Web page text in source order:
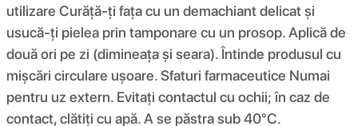
utilizare Curăță-ți fața cu un demachiant delicat și
usucă-ți pielea prin tamponare cu un prosop. Aplică de
două ori pe zi (dimineața și seara). Întinde produsul cu
mișcări circulare ușoare. Sfaturi farmaceutice Numai
pentru uz extern. Evitați contactul cu ochii; în caz de
contact, clătiți cu apă. A se păstra sub 40°C.